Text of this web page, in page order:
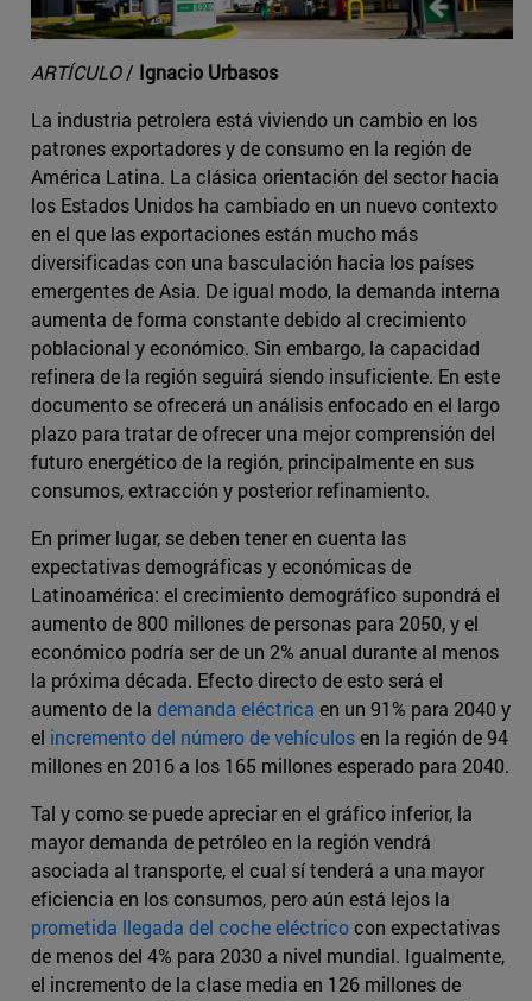
ARTÍCULO/ Ignacio Urbasos
La industria petrolera está viviendo un cambio en los
patrones exportadores y de consumo en la región de
América Latina. La clásica orientación del sector hacia
los Estados Unidos ha cambiado en un nuevo contexto
en el que las exportaciones están mucho más
diversificadas con una basculación hacia los países
emergentes de Asia. De igual modo, la demanda interna
aumenta de forma constante debido al crecimiento
poblacional y económico. Sin embargo, la capacidad
refinera de la región seguirá siendo insuficiente. En este
documento se ofrecerá un análisis enfocado en el largo
plazo para tratar de ofrecer una mejor comprensión del
futuro energético de la región, principalmente en sus
consumos, extracción y posterior refinamiento.
En primer lugar, se deben tener en cuenta las
expectativas demográficas y económicas de
Latinoamérica: el crecimiento demográfico supondrá el
aumento de 800 millones de personas para 2050, y el
económico podría ser de un 2% anual durante al menos
la próxima década. Efecto directo de esto será el
aumento de la demanda eléctrica en un 91% para 2040 y
el incremento del número de vehículosen la región de 94
millones en 2016 a los 165 millones esperado para 2040.
Tal y como se puede apreciar en el gráfico inferior, la
mayor demanda de petróleo en la región vendrá
asociada al transporte, el cual sí tenderá a una mayor
eficiencia en los consumos, pero aún está lejos la
prometida llegada del coche eléctricocon expectativas
de menos del 4% para 2030 a nivel mundial. Igualmente,
el incremento de la clase media en 126 millones de